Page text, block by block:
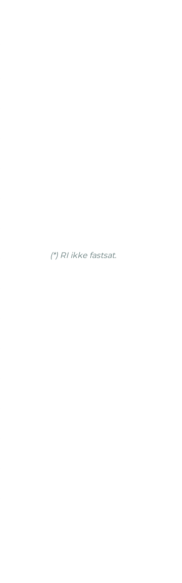
(*) RI ikke fastsat.